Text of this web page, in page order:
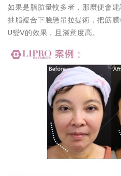
如果是脂肪量較多者，那麼便會
抽脂複合下臉懸吊拉提術，把筋
U變V的效果，且滿意度高。